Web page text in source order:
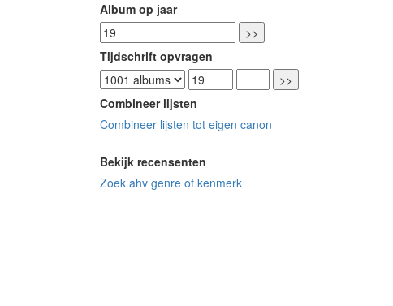
Album op jaar
Tijdschrift opvragen
Combineer lijsten
Combineer lijsten tot eigen canon
Bekijk recensenten
Zoek ahv genre of kenmerk